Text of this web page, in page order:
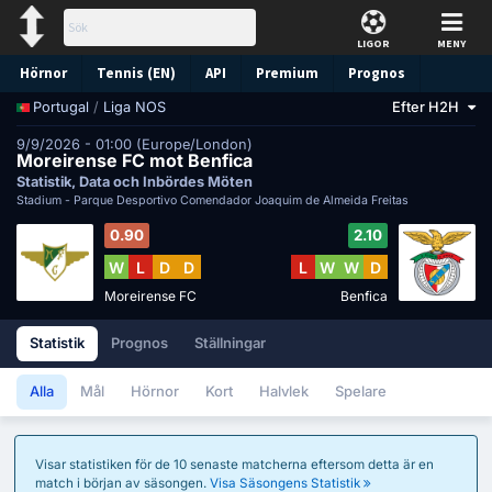
LIGOR MENY
Hörnor Tennis (EN) API Premium Prognos
Portugal / Liga NOS Efter H2H
9/9/2026 - 01:00 (Europe/London)
Moreirense FC mot Benfica
Statistik, Data och Inbördes Möten
Stadium - Parque Desportivo Comendador Joaquim de Almeida Freitas
0.90
W L D D
Moreirense FC
2.10
L W W D
Benfica
Statistik Prognos Ställningar
Alla Mål Hörnor Kort Halvlek Spelare
Visar statistiken för de 10 senaste matcherna eftersom detta är en
match i början av säsongen. Visa Säsongens Statistik